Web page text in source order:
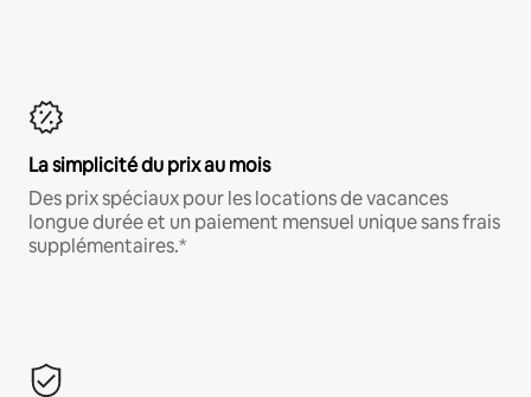
La simplicité du prix au mois
Des prix spéciaux pour les locations de vacances
longue durée et un paiement mensuel unique sans frais
supplémentaires.*